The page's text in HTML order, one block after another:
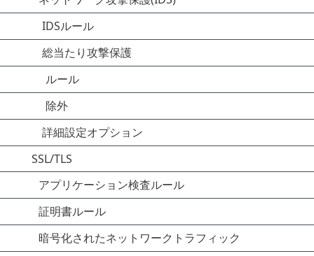
IDSルール
総当たり攻撃保護
ルール
除外
詳細設定オプション
SSL/TLS
アプリケーション検査ルール
証明書ルール
暗号化されたネットワークトラフィック